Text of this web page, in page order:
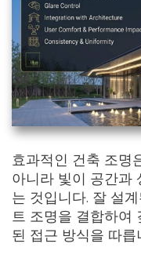
효과적인 건축 조명
아니라 빛이 공간과
는 것입니다. 잘 설
트 조명을 결합하여
된 접근 방식을 따릅